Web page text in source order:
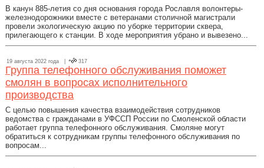
В канун 885-летия со дня основания города Рославля волонтеры-
железнодорожники вместе с ветеранами столичной магистрали
провели экологическую акцию по уборке территории сквера,
прилегающего к станции. В ходе мероприятия убрано и вывезено...
19 августа 2022 года | 317
Группа телефонного обслуживания поможет
смолян в вопросах исполнительного
производства
С целью повышения качества взаимодействия сотрудников
ведомства с гражданами в УФССП России по Смоленской области
работает группа телефонного обслуживания. Смоляне могут
обратиться к сотрудникам группы телефонного обслуживания по
вопросам...